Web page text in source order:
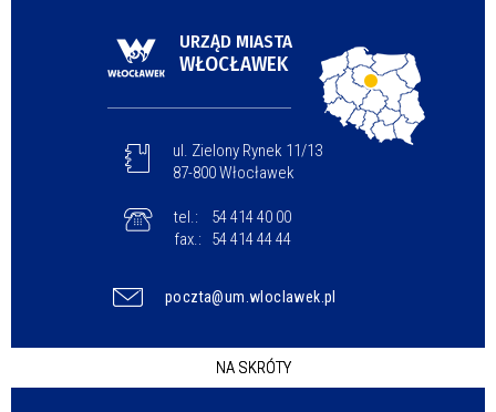
URZĄD MIASTA
WŁOCŁAWEK
ul. Zielony Rynek 11/13
87-800 Włocławek
tel.:
54 414 40 00
fax.:
54 414 44 44
poczta@um.wloclawek.pl
NA SKRÓTY